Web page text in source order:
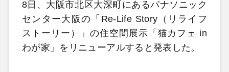
8日、大阪市北区大深町にあるパナソニック
センター大阪の「Re-Life Story（リライフ
ストーリー）」の住空間展示「猫カフェ in
わが家」をリニューアルすると発表した。